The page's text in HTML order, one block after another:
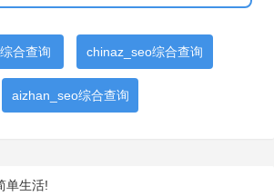
合查询 chinaz_seo综合查询
aizhan_seo综合查询
单生活!